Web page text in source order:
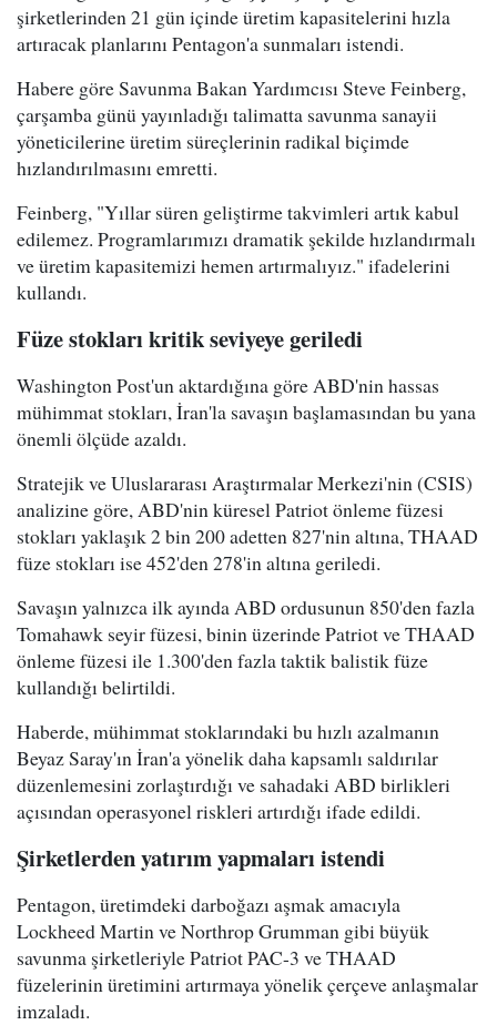
şirketlerinden 21 gün içinde üretim kapasitelerini hızla
artıracak planlarını Pentagon'a sunmaları istendi.
Habere göre Savunma Bakan Yardımcısı Steve Feinberg,
çarşamba günü yayınladığı talimatta savunma sanayii
yöneticilerine üretim süreçlerinin radikal biçimde
hızlandırılmasını emretti.
Feinberg, "Yıllar süren geliştirme takvimleri artık kabul
edilemez. Programlarımızı dramatik şekilde hızlandırmalı
ve üretim kapasitemizi hemen artırmalıyız." ifadelerini
kullandı.
Füze stokları kritik seviyeye geriledi
Washington Post'un aktardığına göre ABD'nin hassas
mühimmat stokları, İran'la savaşın başlamasından bu yana
önemli ölçüde azaldı.
Stratejik ve Uluslararası Araştırmalar Merkezi'nin (CSIS)
analizine göre, ABD'nin küresel Patriot önleme füzesi
stokları yaklaşık 2 bin 200 adetten 827'nin altına, THAAD
füze stokları ise 452'den 278'in altına geriledi.
Savaşın yalnızca ilk ayında ABD ordusunun 850'den fazla
Tomahawk seyir füzesi, binin üzerinde Patriot ve THAAD
önleme füzesi ile 1.300'den fazla taktik balistik füze
kullandığı belirtildi.
Haberde, mühimmat stoklarındaki bu hızlı azalmanın
Beyaz Saray'ın İran'a yönelik daha kapsamlı saldırılar
düzenlemesini zorlaştırdığı ve sahadaki ABD birlikleri
açısından operasyonel riskleri artırdığı ifade edildi.
Şirketlerden yatırım yapmaları istendi
Pentagon, üretimdeki darboğazı aşmak amacıyla
Lockheed Martin ve Northrop Grumman gibi büyük
savunma şirketleriyle Patriot PAC-3 ve THAAD
füzelerinin üretimini artırmaya yönelik çerçeve anlaşmalar
imzaladı.